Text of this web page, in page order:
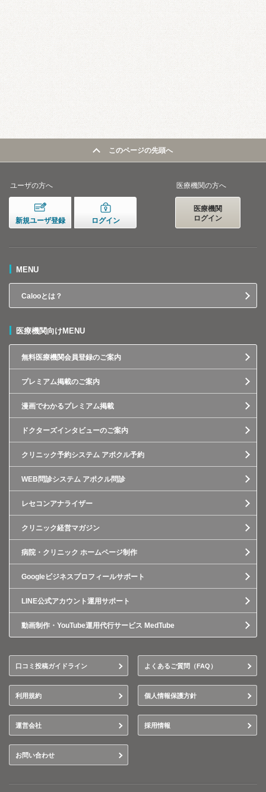
このページの先頭へ
ユーザの方へ
新規ユーザ登録 ログイン
医療機関の方へ
医療機関
ログイン
MENU
Calooとは？
医療機関向けMENU
無料医療機関会員登録のご案内
プレミアム掲載のご案内
漫画でわかるプレミアム掲載
ドクターズインタビューのご案内
クリニック予約システム アポクル予約
WEB問診システム アポクル問診
レセコンアナライザー
クリニック経営マガジン
病院・クリニック ホームページ制作
Googleビジネスプロフィールサポート
LINE公式アカウント運用サポート
動画制作・YouTube運用代行サービス MedTube
口コミ投稿ガイドライン よくあるご質問（FAQ）
利用規約 個人情報保護方針
運営会社 採用情報
お問い合わせ